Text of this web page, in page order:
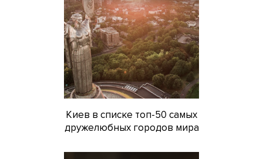
Киев в списке топ-50 самых
дружелюбных городов мира